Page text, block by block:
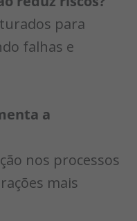
para
falhas e
a
nos processos
mais